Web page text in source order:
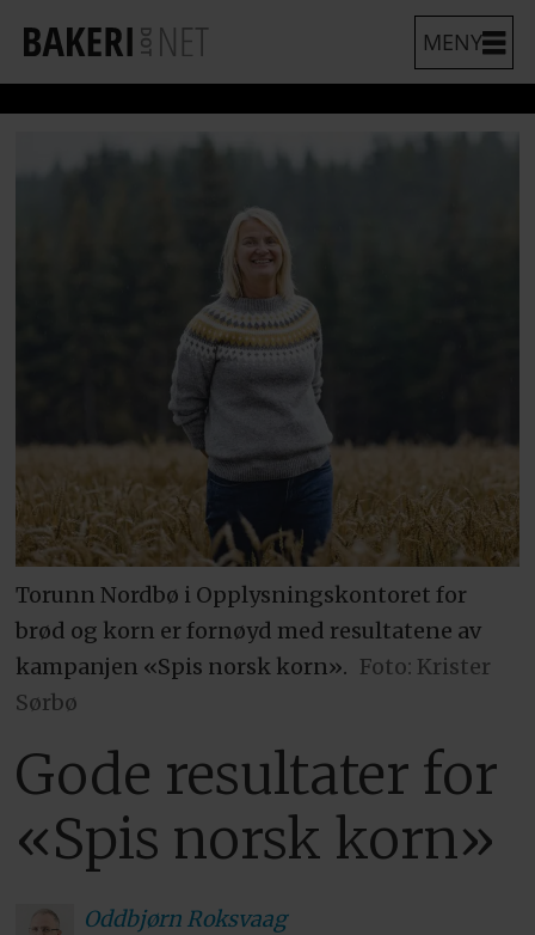
Torunn Nordbø i Opplysningskontoret for
brød og korn er fornøyd med resultatene av
kampanjen «Spis norsk korn». Foto: Krister
Sørbø
Gode resultater for
«Spis norsk korn»
Oddbjørn Roksvaag